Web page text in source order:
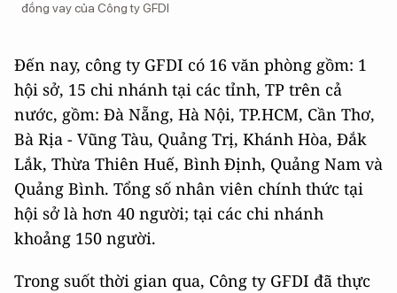
đồng vay của Công ty GFDI
Đến nay, công ty GFDI có 16 văn phòng gồm: 1
hội sở, 15 chi nhánh tại các tỉnh, TP trên cả
nước, gồm: Đà Nẵng, Hà Nội, TP.HCM, Cần Thơ,
Bà Rịa - Vũng Tàu, Quảng Trị, Khánh Hòa, Đắk
Lắk, Thừa Thiên Huế, Bình Định, Quảng Nam và
Quảng Bình. Tổng số nhân viên chính thức tại
hội sở là hơn 40 người; tại các chi nhánh
khoảng 150 người.
Trong suốt thời gian qua, Công ty GFDI đã thực